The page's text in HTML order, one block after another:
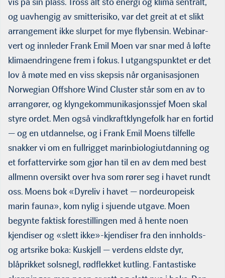
og uavhengig av smitterisiko, var det greit at et slikt
arrangement ikke slurpet for mye flybensin. Webinar-
vert og innleder Frank Emil Moen var snar med å løfte
klimaendringene frem i fokus. I utgangspunktet er det
lov å møte med en viss skepsis når organisasjonen
Norwegian Offshore Wind Cluster står som en av to
arrangører, og klyngekommunikasjonssjef Moen skal
styre ordet. Men også vindkraftklyngefolk har en fortid
— og en utdannelse, og i Frank Emil Moens tilfelle
snakker vi om en fullrigget marinbiologiutdanning og
et forfattervirke som gjør han til en av dem med best
allmenn oversikt over hva som rører seg i havet rundt
oss. Moens bok «Dyreliv i havet — nordeuro­peisk
marin fauna», kom nylig i sjuende utgave. Moen
begynte faktisk forestillingen med å hente noen
kjendiser og «slett ikke»-kjendiser fra den innholds-
og artsrike boka: Kuskjell — verdens eldste dyr,
blåprikket solsnegl, rødflekket kutling. Fantastiske